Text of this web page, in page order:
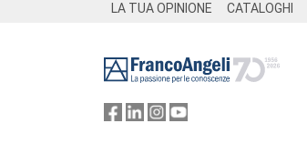
LA TUA OPINIONE CATALOGHI